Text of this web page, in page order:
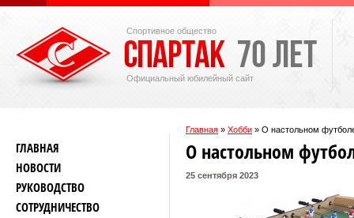
Спортивное общество
Официальный юбилейный сайт
Главная » Хобби » О настольном
ГЛАВНАЯ
НОВОСТИ
РУКОВОДСТВО
СОТРУДНИЧЕСТВО
О настольном
25 сентября 2023